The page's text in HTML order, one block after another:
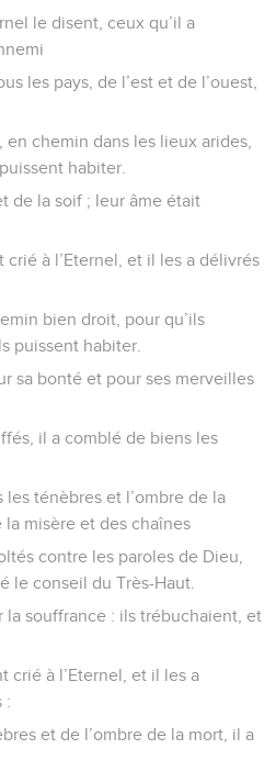
le disent, ceux qu’il a
les pays, de l’est et de l’ouest,
chemin dans les lieux arides,
habiter.
de la soif ; leur âme était
crié à l’Eternel, et il les a délivrés
bien droit, pour qu’ils
puissent habiter.
sa bonté et pour ses merveilles
il a comblé de biens les
ténèbres et l’ombre de la
misère et des chaînes
contre les paroles de Dieu,
le conseil du Très-Haut.
souffrance : ils trébuchaient, et
crié à l’Eternel, et il les a
:
et de l’ombre de la mort, il a